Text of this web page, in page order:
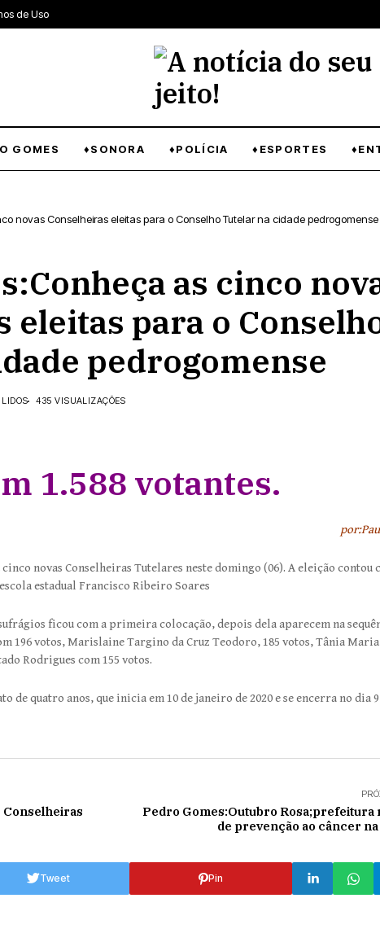
de Uso
GOMES ♦SONORA ♦POLÍCIA ♦ESPORTES
novas Conselheiras eleitas para o Conselho Tutelar na cidade pedrogomense
as cinco
eleitas para o
pedrogomense
435 VISUALIZAÇÕES
1.588 votantes.
novas Conselheiras Tutelares neste domingo (06). A eleição contou
estadual Francisco Ribeiro Soares
ficou com a primeira colocação, depois dela aparecem na
196 votos, Marislaine Targino da Cruz Teodoro, 185 votos, Tânia
Rodrigues com 155 votos.
de quatro anos, que inicia em 10 de janeiro de 2020 e se encerra no dia
Conselheiras
Pedro Gomes:Outubro Rosa;prefeitura
de prevenção ao câncer na
Tweet Pin